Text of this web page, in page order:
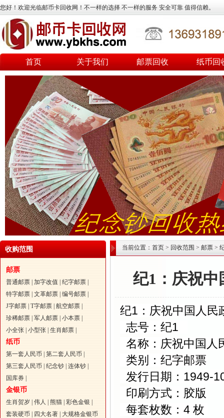
您好！欢迎光临邮币卡回收网！不一样的选择 不一样的服务 安全可靠 值得信赖。
首页 关于我们 邮票回收 纸币回
收购范围
邮票
普通邮票 加字改值 纪字邮票
特字邮票 文革邮票 编号邮票
J字邮票 T字邮票 航空邮票
珍稀邮票 军人邮票 小本票
小全张 小型张 生肖邮票
纸币
第一套人民币 第二套人民币
第三套人民币
纪念钞 连体钞
国库券
金银币
生肖贺岁 伟人 熊猫 彩色金银
套装硬币
四大名著
大规格金银币
当前位置： 首页 > 回收范围 > 邮票 >
纪1：庆祝
纪1：庆祝中国人
志号：纪1
名称：庆祝中国人
类别：纪字邮票
发行日期：1949-
印刷方式：胶版
每套枚数：4 枚